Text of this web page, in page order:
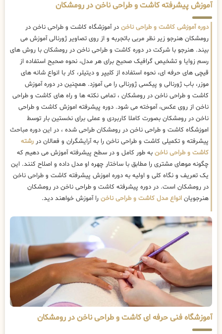
آموزش پیشرفته کاشت و طراحی ناخن در رومشکان
دوره آموزشی کاشت و طراحی ناخن در آموزشگاه کاشت و طراحی ناخن در
رومشکان هنرجو زیر نظر مربی باتجربه و از روی تصاویر ژورنالی آموزش می
بیند. هنرجو با شرکت در دوره کاشت و طراحی ناخن در رومشکان با روش های
رسم زوایا و تشخیص گرافیک صحیح برای هر مدل، نحوه صحیح استفاده از
قیچی های حرفه ای، نحوه استفاده از کلیپر و دیتیلر، کار با انواع شانه های
موزر، باب ژورنالی و پیکسی ژورنالی را می آموزد. همچنین در دوره آموزش
کاشت و طراحی ناخن در رومشکان ، تمامی نکته ها و راه های کاشت و طراحی
ناخن از روی عکس، آموخته می شود. دوره پیشرفته اموزش کاشت و طراحی
ناخن در رومشکان بصورت کاملا کاربردی و عملی برای نخستین بار توسط
اموزشگاه کاشت و طراحی ناخن در رومشکان طراحی شده ، در این دوره مباحث
پیشرفته و تکمیلی کاشت و طراحی ناخن را به آرایشگران و فعالان در رشته
کاشت و طراحی ناخن به طور کامل و در سطح پیشرفته آموزش می دهیم که
چگونه موهای مشتری را مطابق با ساختار چهره او مدل داده و اصلاح کنند. این
یک تعریف و نگاه کلی و اولیه به دوره اموزش پیشرفته کاشت و طراحی ناخن
در رومشکان است. در دوره پیشرفته کاشت و طراحی ناخن در رومشکان
هنرجویان انواع مدل کاشت و طراحی ناخن را آموزش خواهند دید.
آموزشگاه فنی حرفه ای کاشت و طراحی ناخن در رومشکان